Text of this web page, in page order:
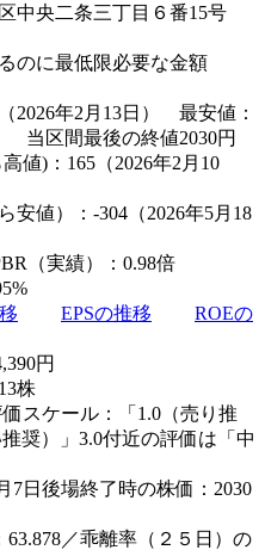
中央二条三丁目６番15号
のに最低限必要な金額
2026年2月13日） 最安値：
当区間最後の終値2030円
値)：165（2026年2月10
安値）：-304（2026年5月18
（実績）：0.98倍
EPSの推移
ROEの
円
株
スケール：「1.0（売り推
奨）」3.0付近の評価は「中
7日後場終了時の株価：2030
／乖離率（２５日）の